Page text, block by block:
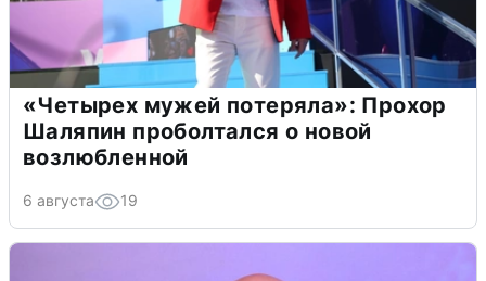
«Четырех мужей потеряла»: Прохор
Шаляпин проболтался о новой
возлюбленной
6 августа 19